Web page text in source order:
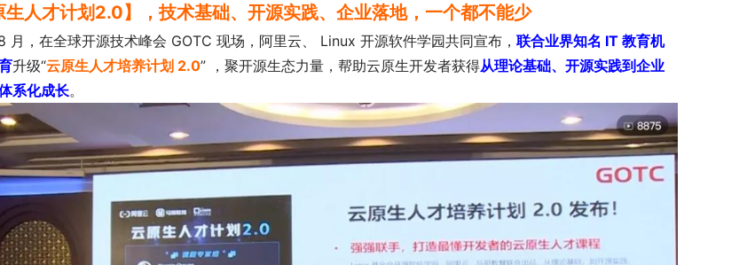
生人才计划2.0】，技术基础、开源实践、企业落地，一个都不能少
月，在全球开源技术峰会 GOTC 现场，阿里云、 Linux 开源软件学园共同宣布， 联合业界知名 IT 教育机
升级“云原生人才培养计划 2.0” ，聚开源生态力量，帮助云原生开发者获得从理论基础、开源实践到企业
系化成长。